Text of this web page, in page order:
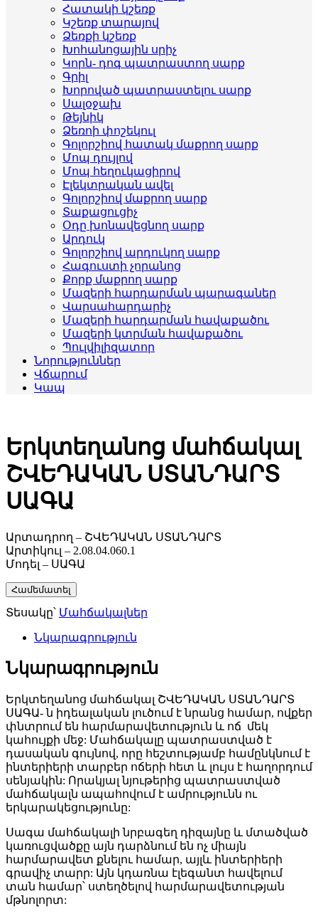
Հատակի կշեռք
Կշեռք տարայով
Ձեռքի կշեռք
Խոհանոցային սրիչ
Կորն- դոգ պատրաստող սարք
Գրիլ
Խորոված պատրաստելու սարք
Սալօջախ
Թեյնիկ
Ձեռոի փոշեկուլ
Գոլորշիով հատակ մաքրող սարք
Մոպ դույլով
Մոպ հեղուկացիրով
Էլեկտրական ավել
Գոլորշիով մաքրող սարք
Տաքացուցիչ
Օդը խոնավեցնող սարք
Արդուկ
Գոլորշիով արդուկող սարք
Հագուստի չորանոց
Քորք մաքրող սարք
Մազերի հարդարման պարագաներ
Վարսահարդարիչ
Մազերի հարդարման հավաքածու
Մազերի կտրման հավաքածու
Պուլվիլիզատոր
Նորություններ
Վճարում
Կապ
Երկտեղանոց մահճակալ
ՇՎԵԴԱԿԱՆ ՍՏԱՆԴԱՐՏ
ՍԱԳԱ
Արտադրող – ՇՎԵԴԱԿԱՆ ՍՏԱՆԴԱՐՏ
Արտիկուլ – 2.08.04.060.1
Մոդել – ՍԱԳԱ
Համեմատել
Տեսակը՝ Մահճակալներ
Նկարագրություն
Նկարագրություն
Երկտեղանոց մահճակալ ՇՎԵԴԱԿԱՆ ՍՏԱՆԴԱՐՏ
ՍԱԳԱ- ն իդեալական լուծում է նրանց համար, ովքեր
փնտրում են հարմարավետություն և ոճ մեկ
կահույքի մեջ: Մահճակալը պատրաստված է
դասական գույնով, որը հեշտությամբ համընկնում է
ինտերիերի տարբեր ոճերի հետ և լույս է հաղորդում
սենյակին: Որակյալ նյութերից պատրաստված
մահճակալն ապահովում է ամրությունն ու
երկարակեցությունը:
Սագա մահճակալի նրբագեղ դիզայնը և մտածված
կառուցվածքը այն դարձնում են ոչ միայն
հարմարավետ քնելու համար, այլև ինտերիերի
գրավիչ տարր: Այն կդառնա էլեգանտ հավելում
տան համար՝ ստեղծելով հարմարավետության
մթնոլորտ: